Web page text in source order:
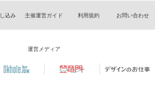
込み 主催運営ガイド 利用規約 お問い合わせ
運営メディア